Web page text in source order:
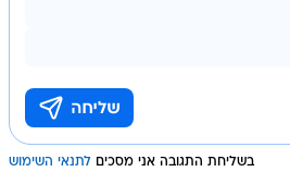
בשליחת התגובה אני מסכים לתנאי השימוש